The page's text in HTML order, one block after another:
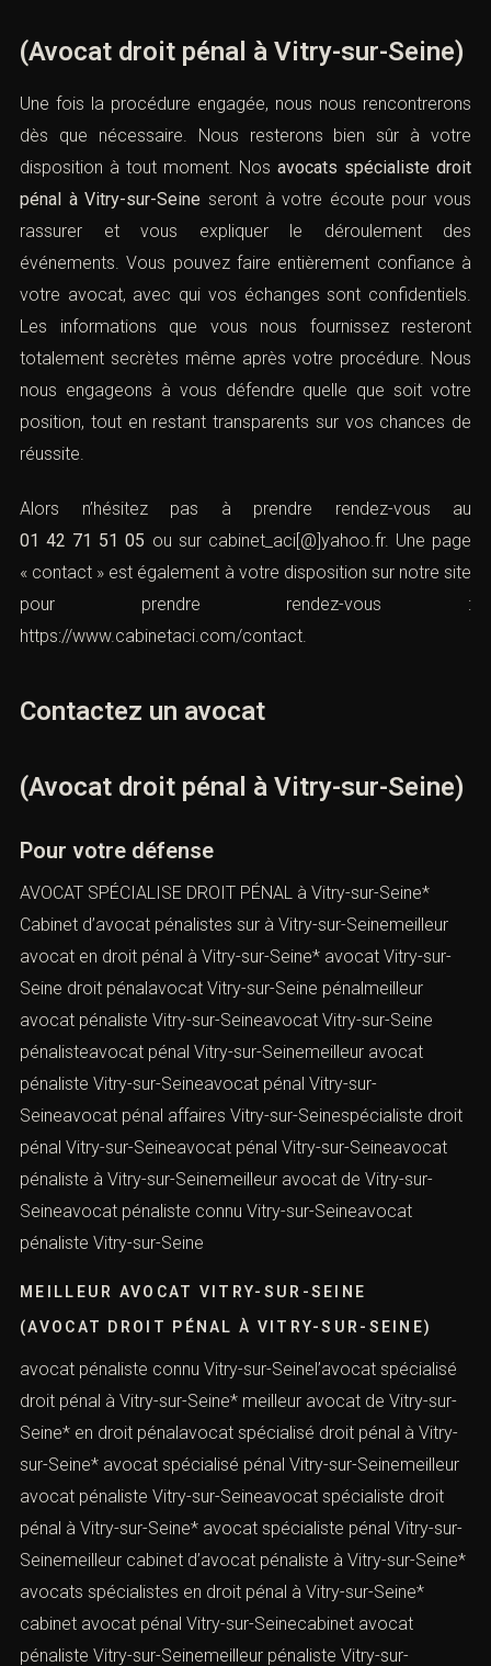
(Avocat droit pénal à Vitry-sur-Seine)
Une fois la procédure engagée, nous nous rencontrerons
dès que nécessaire. Nous resterons bien sûr à votre
disposition à tout moment. Nosavocats spécialiste droit
pénal à Vitry-sur-Seine seront à votre écoute pour vous
rassurer et vous expliquer le déroulement des
événements. Vous pouvez faire entièrement confiance à
votre avocat, avec qui vos échanges sont confidentiels.
Les informations que vous nous fournissez resteront
totalement secrètes même après votre procédure. Nous
nous engageons à vous défendre quelle que soit votre
position, tout en restant transparents sur vos chances de
réussite.
Alors n’hésitez pas à prendre rendez-vous au
01 42 71 51 05 ou sur cabinet_aci[@]yahoo.fr. Une page
« contact » est également à votre disposition sur notre site
pour prendre rendez-vous :
https://www.cabinetaci.com/contact.
Contactez un avocat
(Avocat droit pénal à Vitry-sur-Seine)
Pour votre défense
AVOCAT SPÉCIALISE DROIT PÉNAL à Vitry-sur-Seine*
Cabinet d’avocat pénalistes sur à Vitry-sur-Seinemeilleur
avocat en droit pénal à Vitry-sur-Seine* avocat Vitry-sur-
Seine droit pénalavocat Vitry-sur-Seine pénalmeilleur
avocat pénaliste Vitry-sur-Seineavocat Vitry-sur-Seine
pénalisteavocat pénal Vitry-sur-Seinemeilleur avocat
pénaliste Vitry-sur-Seineavocat pénal Vitry-sur-
Seineavocat pénal affaires Vitry-sur-Seinespécialiste droit
pénal Vitry-sur-Seineavocat pénal Vitry-sur-Seineavocat
pénaliste à Vitry-sur-Seinemeilleur avocat de Vitry-sur-
Seineavocat pénaliste connu Vitry-sur-Seineavocat
pénaliste Vitry-sur-Seine
MEILLEUR AVOCAT VITRY-SUR-SEINE
(AVOCAT DROIT PÉNAL À VITRY-SUR-SEINE)
avocat pénaliste connu Vitry-sur-Seinel’avocat spécialisé
droit pénal à Vitry-sur-Seine* meilleur avocat de Vitry-sur-
Seine* en droit pénalavocat spécialisé droit pénal à Vitry-
sur-Seine* avocat spécialisé pénal Vitry-sur-Seinemeilleur
avocat pénaliste Vitry-sur-Seineavocat spécialiste droit
pénal à Vitry-sur-Seine* avocat spécialiste pénal Vitry-sur-
Seinemeilleur cabinet d’avocat pénaliste à Vitry-sur-Seine*
avocats spécialistes en droit pénal à Vitry-sur-Seine*
cabinet avocat pénal Vitry-sur-Seinecabinet avocat
pénaliste Vitry-sur-Seinemeilleur pénaliste Vitry-sur-